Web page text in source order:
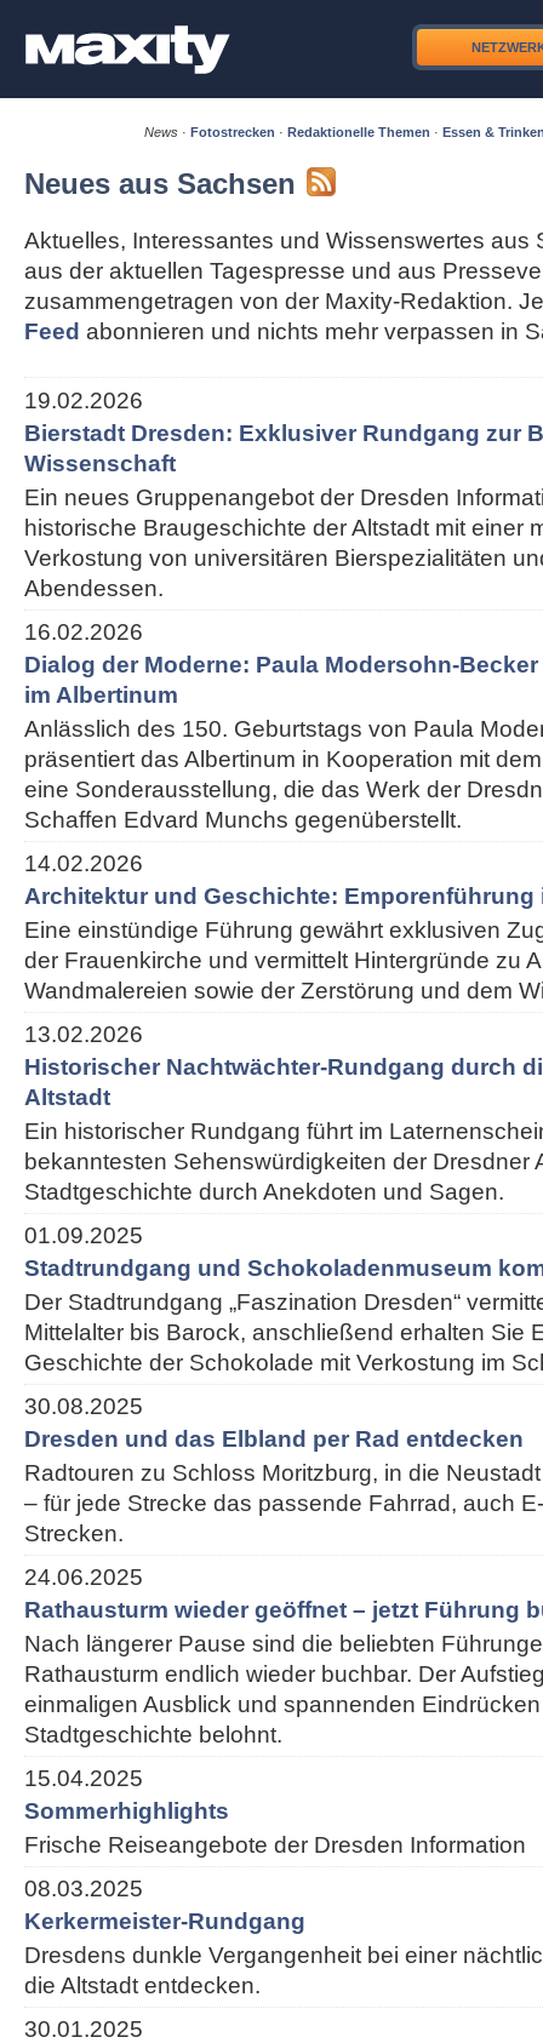
News· Fotostrecken · Redaktionelle Themen · Essen &
Neues aus Sachsen
Aktuelles, Interessantes und Wissenswertes aus
aus der aktuellen Tagespresse und aus
zusammengetragen von der Maxity-Redaktion.
Feed abonnieren und nichts mehr verpassen in
19.02.2026
Bierstadt Dresden: Exklusiver Rundgang zur
Wissenschaft
Ein neues Gruppenangebot der Dresden
historische Braugeschichte der Altstadt mit einer
Verkostung von universitären Bierspezialitäten
Abendessen.
16.02.2026
Dialog der Moderne: Paula Modersohn-
im Albertinum
Anlässlich des 150. Geburtstags von Paula
präsentiert das Albertinum in Kooperation mit
eine Sonderausstellung, die das Werk der
Schaffen Edvard Munchs gegenüberstellt.
14.02.2026
Architektur und Geschichte: Emporenführung
Eine einstündige Führung gewährt exklusiven
der Frauenkirche und vermittelt Hintergründe zu
Wandmalereien sowie der Zerstörung und dem
13.02.2026
Historischer Nachtwächter-Rundgang durch
Altstadt
Ein historischer Rundgang führt im
bekanntesten Sehenswürdigkeiten der Dresdner
Stadtgeschichte durch Anekdoten und Sagen.
01.09.2025
Stadtrundgang und Schokoladenmuseum
Der Stadtrundgang „Faszination Dresden“
Mittelalter bis Barock, anschließend erhalten Sie
Geschichte der Schokolade mit Verkostung im
30.08.2025
Dresden und das Elbland per Rad entdecken
Radtouren zu Schloss Moritzburg, in die
– für jede Strecke das passende Fahrrad, auch
Strecken.
24.06.2025
Rathausturm wieder geöffnet – jetzt Führung
Nach längerer Pause sind die beliebten
Rathausturm endlich wieder buchbar. Der
einmaligen Ausblick und spannenden
Stadtgeschichte belohnt.
15.04.2025
Sommerhighlights
Frische Reiseangebote der Dresden Information
08.03.2025
Kerkermeister-Rundgang
Dresdens dunkle Vergangenheit bei einer
die Altstadt entdecken.
30.01.2025